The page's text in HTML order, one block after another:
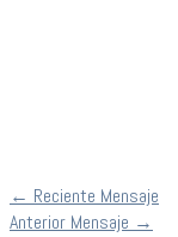
← Reciente Mensaje
Anterior Mensaje →